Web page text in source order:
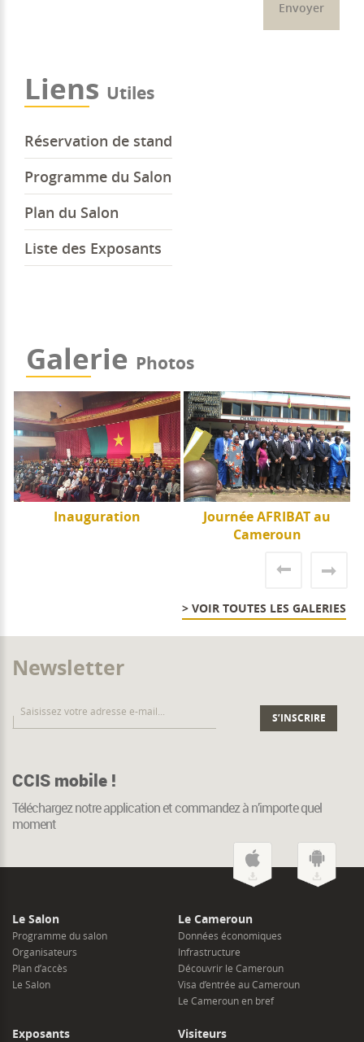
Liens Utiles
Réservation de stand
Programme du Salon
Plan du Salon
Liste des Exposants
Galerie Photos
Inauguration
Journée AFRIBAT au
Cameroun
> VOIR TOUTES LES GALERIES
Newsletter
CCIS mobile !
Téléchargez notre application et commandez à n’importe quel
moment
Le Salon
Le Salon
Programme du salon
Organisateurs
Plan d’accès
Le Cameroun
Le Cameroun en bref
Données économiques
Infrastructure
Découvrir le Cameroun
Visa d’entrée au Cameroun
Exposants Visiteurs